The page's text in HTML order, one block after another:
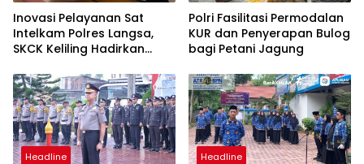
Inovasi Pelayanan Sat
Intelkam Polres Langsa,
SKCK Keliling Hadirkan
Mudah dan Humanis
Polri Fasilitasi Permodalan
KUR dan Penyerapan Bulog
bagi Petani Jagung
Headline Headline